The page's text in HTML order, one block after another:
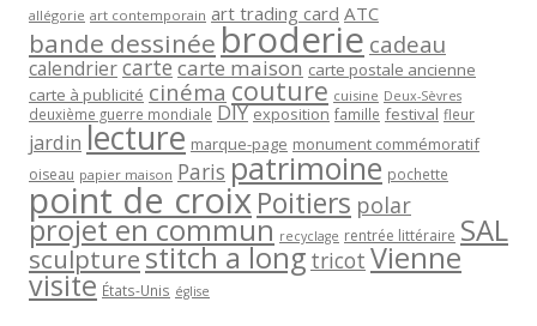
allégorie art contemporain art trading card ATC
bande dessinée broderie cadeau
calendriercartecarte maison carte postale ancienne
carte à publicité cinéma couture cuisine Deux-Sèvres
deuxième guerre mondiale DIY exposition famille festival fleur
jardin lecture marque-page monument commémoratif
oiseau papier maison Paris patrimoine pochette
point de croixPoitiers polar
projet en commun recyclage rentrée littéraire SAL
sculpturestitch a long tricot Vienne
visite États-Unis église